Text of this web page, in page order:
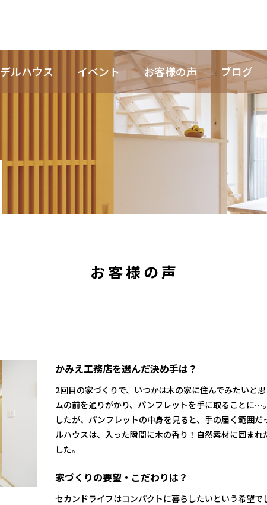
ルハウス イベント お客様の声 ブログ
お客様の声
かみえ工務店を選んだ決め手は？
2回目の家づくりで、いつかは木の家に住んでみたいと
ムの前を通りがかり、パンフレットを手に取ることに…
したが、パンフレットの中身を見ると、手の届く範囲
ルハウスは、入った瞬間に木の香り！自然素材に囲ま
した。
家づくりの要望・こだわりは？
セカンドライフはコンパクトに暮らしたいという希望